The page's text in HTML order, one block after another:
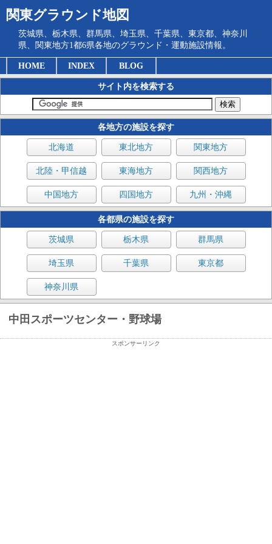
関東グラウンド地図
茨城県、栃木県、群馬県、埼玉県、千葉県、東京都、神奈川
県、関東地方1都6県各地のグラウンド・運動施設情報。
HOME INDEX BLOG
サイト内を検索する
各地方の施設を探す
北海道 東北地方 関東地方
北陸・甲信越 東海地方 関西地方
中国地方 四国地方 九州・沖縄
各都県の施設を探す
茨城県 栃木県 群馬県
埼玉県 千葉県 東京都
神奈川県
中田スポーツセンター・野球場
スポンサーリンク